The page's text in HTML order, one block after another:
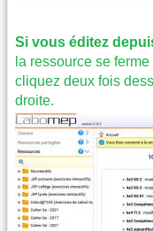
Si vous éditez
la ressource se
cliquez deux fois
droite.